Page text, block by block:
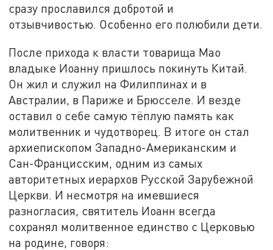
сразу прославился добротой и
отзывчивостью. Особенно его полюбили дети.
После прихода к власти товарища Мао
владыке Иоанну пришлось покинуть Китай.
Он жил и служил на Филиппинах и в
Австралии, в Париже и Брюсселе. И везде
оставил о себе самую тёплую память как
молитвенник и чудотворец. В итоге он стал
архиепископом Западно-Американским и
Сан-Францисским, одним из самых
авторитетных иерархов Русской Зарубежной
Церкви. И несмотря на имевшиеся
разногласия, святитель Иоанн всегда
сохранял молитвенное единство с Церковью
на родине, говоря: